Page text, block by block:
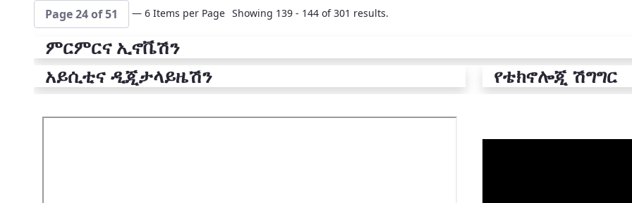
Page 24 of 51 — 6 Items per Page Showing 139 - 144 of 301 results.
ምርምርና ኢኖቬሽን
አይሲቲና ዲጂታላይዜሽን
የቴክኖሎጂ ሽግግር